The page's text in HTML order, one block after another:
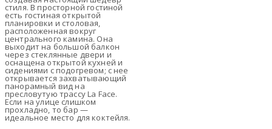
стиля. В просторной гостиной
есть гостиная открытой
планировки и столовая,
расположенная вокруг
центрального камина. Она
выходит на большой балкон
через стеклянные двери и
оснащена открытой кухней и
сидениями с подогревом; с нее
открывается захватывающий
панорамный вид на
пресловутую трассу La Face.
Если на улице слишком
прохладно, то бар —
идеальное место для коктейля.